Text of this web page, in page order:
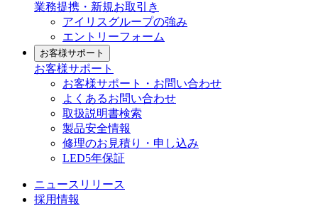
業務提携・新規お取引き
アイリスグループの強み
エントリーフォーム
お客様サポート
お客様サポート
お客様サポート・お問い合わせ
よくあるお問い合わせ
取扱説明書検索
製品安全情報
修理のお見積り・申し込み
LED5年保証
ニュースリリース
採用情報